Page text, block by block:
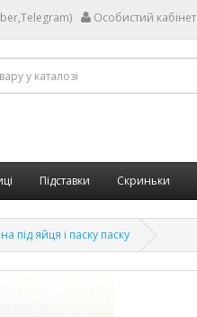
Особистий кабінет
Підставки Скриньки
під яйця і паску паску